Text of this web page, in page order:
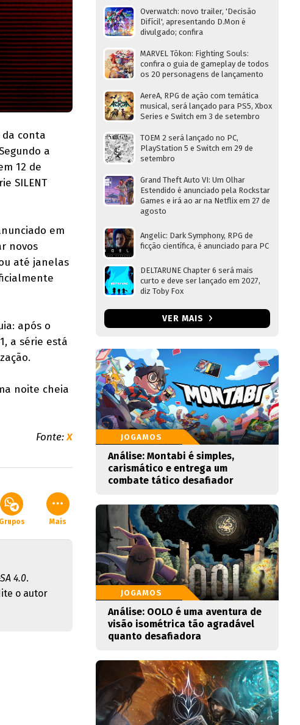
conta
a
12 de
SILENT
em
novos
até janelas
após o
a série está
noite cheia
Fonte:X
Grupos Mais
4.0.
o autor
Overwatch: novo trailer, 'Decisão
Difícil', apresentando D.Mon é
divulgado; confira
MARVEL Tōkon: Fighting Souls:
confira o guia de gameplay de todos
os 20 personagens de lançamento
AereA, RPG de ação com temática
musical, será lançado para PS5, Xbox
Series e Switch em 3 de setembro
TOEM 2 será lançado no PC,
PlayStation 5 e Switch em 29 de
setembro
Grand Theft Auto VI: Um Olhar
Estendido é anunciado pela Rockstar
Games e irá ao ar na Netflix em 27 de
agosto
Angelic: Dark Symphony, RPG de
ficção científica, é anunciado para PC
DELTARUNE Chapter 6 será mais
curto e deve ser lançado em 2027,
diz Toby Fox
VER MAIS
JOGAMOS
Análise: Montabi é simples,
carismático e entrega um
combate tático desafiador
JOGAMOS
Análise: OOLO é uma aventura de
visão isométrica tão agradável
quanto desafiadora